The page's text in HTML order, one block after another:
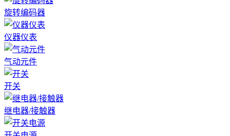
旋转编码器
仪器仪表
气动元件
开关
继电器/接触器